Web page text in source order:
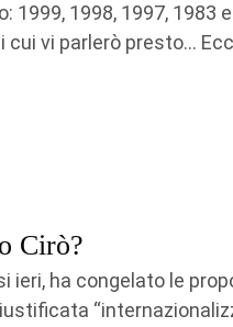
1998, 1997, 1983
cui vi parlerò presto…
Cirò?
ieri, ha congelato le